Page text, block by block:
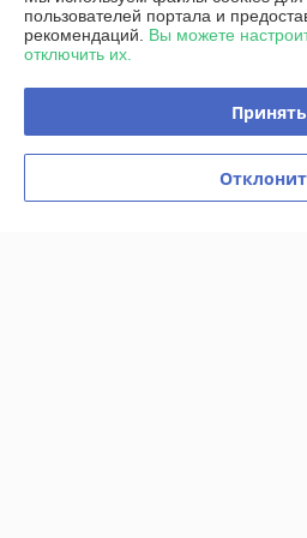
Сайт создан на платформе
Юридическое лицо:Частное
пользователей портала и
рекомендаций. Вы можете
отключить их.
Принять